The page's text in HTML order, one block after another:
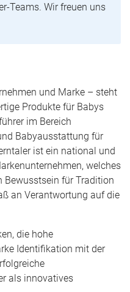
Teams. Wir freuen uns
und Marke – steht
Produkte für Babys
im Bereich
Babyausstattung für
ist ein national und
welches
Bewusstsein für Tradition
an Verantwortung auf die
die hohe
Identifikation mit der
als innovatives